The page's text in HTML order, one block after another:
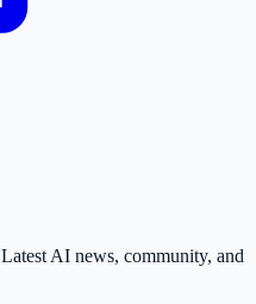
AI news, community, and